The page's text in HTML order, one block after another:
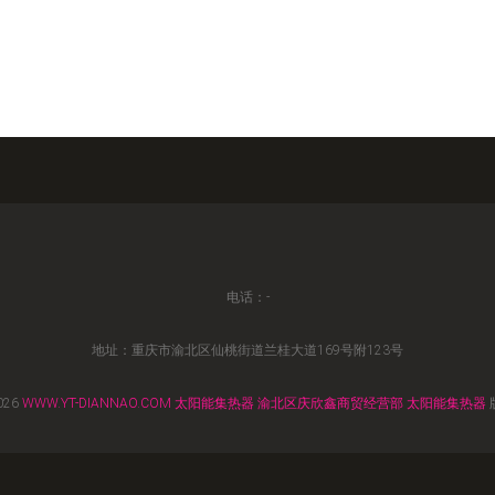
电话：-
地址：重庆市渝北区仙桃街道兰桂大道169号附123号
WWW.YT-DIANNAO.COM 太阳能集热器 渝北区庆欣鑫商贸经营部 太阳能集热器